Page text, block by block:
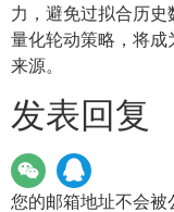
力，避免过拟合历史
量化轮动策略，将成
来源。
发表回复
您的邮箱地址不会被